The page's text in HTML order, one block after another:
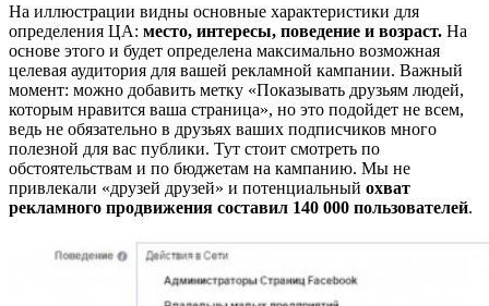
На иллюстрации видны основные характеристики для
определения ЦА: место, интересы, поведение и возраст. На
основе этого и будет определена максимально возможная
целевая аудитория для вашей рекламной кампании. Важный
момент: можно добавить метку «Показывать друзьям людей,
которым нравится ваша страница», но это подойдет не всем,
ведь не обязательно в друзьях ваших подписчиков много
полезной для вас публики. Тут стоит смотреть по
обстоятельствам и по бюджетам на кампанию. Мы не
привлекали «друзей друзей» и потенциальный охват
рекламного продвижения составил 140 000 пользователей.